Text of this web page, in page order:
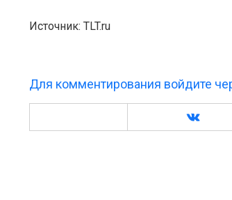
Источник: TLT.ru
Для комментирования войдите